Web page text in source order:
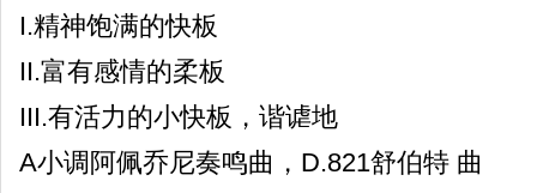
I.精神饱满的快板
II.富有感情的柔板
III.有活力的小快板，谐谑地
A小调阿佩乔尼奏鸣曲，D.821舒伯特 曲